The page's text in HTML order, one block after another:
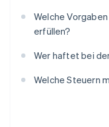
Welche
erfüllen?
Wer haftet bei
Welche Steuern